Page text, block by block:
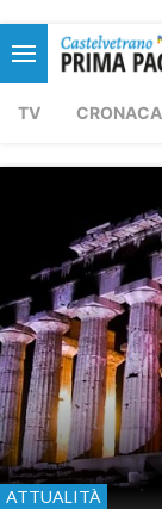
TV CRONACA
ATTUALITÀ